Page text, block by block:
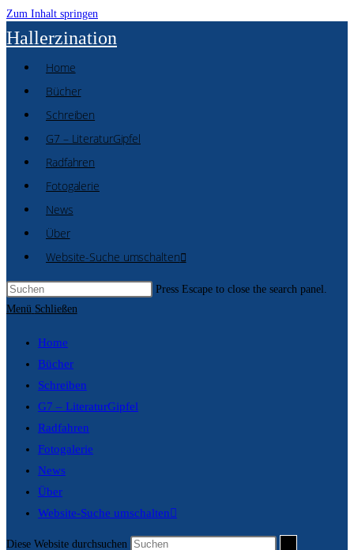
Zum Inhalt springen
Hallerzination
Home
Bücher
Schreiben
G7 – LiteraturGipfel
Radfahren
Fotogalerie
News
Über
Website-Suche umschalten
Press Escape to close the search panel.
Menü Schließen
Home
Bücher
Schreiben
G7 – LiteraturGipfel
Radfahren
Fotogalerie
News
Über
Website-Suche umschalten
Diese Website durchsuchen